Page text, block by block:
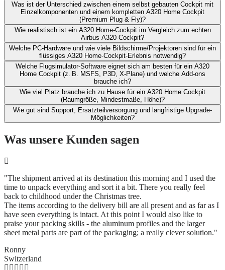
Was ist der Unterschied zwischen einem selbst gebauten Cockpit mit
Einzelkomponenten und ​einem kompletten A320 Home Cockpit
(Premium Plug & Fly)?
Wie realistisch ist ein A320 Home-Cockpit im Vergleich zum echten
Airbus A320-Cockpit?​
Welche PC-Hardware und wie viele Bildschirme/Projektoren sind für ein
flüssiges A320 Home-Cockpit-Erlebnis notwendig?
Welche Flugsimulator-Software eignet sich am besten für ein A320
Home Cockpit (z. B. MSFS, P3D, X‑Plane) und welche Add-ons
brauche ich?​
Wie viel Platz brauche ich zu Hause für ein A320 Home Cockpit
(Raumgröße, Mindestmaße, Höhe)?​
Wie gut sind Support, Ersatzteilversorgung und langfristige Upgrade-
Möglichkeiten?
Was unsere Kunden sagen
"The shipment arrived at its destination this morning and I used the
time to unpack everything and sort it a bit. There you really feel
back to childhood under the Christmas tree.
The items according to the delivery bill are all present and as far as I
have seen everything is intact. At this point I would also like to
praise your packing skills - the aluminum profiles and the larger
sheet metal parts are part of the packaging; a really clever solution."
Ronny
Switzerland